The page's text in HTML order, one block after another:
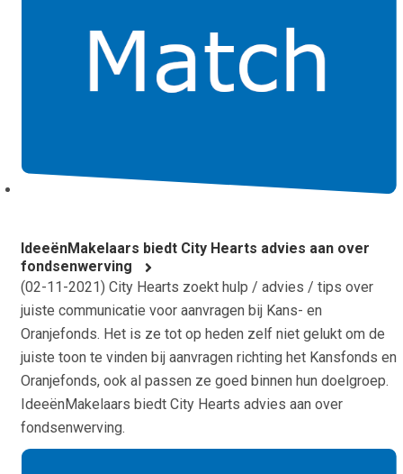
IdeeënMakelaars biedt City Hearts advies aan over
fondsenwerving
(02-11-2021) City Hearts zoekt hulp / advies / tips over
juiste communicatie voor aanvragen bij Kans- en
Oranjefonds. Het is ze tot op heden zelf niet gelukt om de
juiste toon te vinden bij aanvragen richting het Kansfonds en
Oranjefonds, ook al passen ze goed binnen hun doelgroep.
IdeeënMakelaars biedt City Hearts advies aan over
fondsenwerving.